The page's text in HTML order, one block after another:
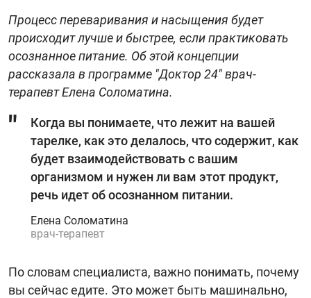
Процесс переваривания и насыщения будет
происходит лучше и быстрее, если практиковать
осознанное питание. Об этой концепции
рассказала в программе "Доктор 24" врач-
терапевт Елена Соломатина.
Когда вы понимаете, что лежит на вашей
тарелке, как это делалось, что содержит, как
будет взаимодействовать с вашим
организмом и нужен ли вам этот продукт,
речь идет об осознанном питании.
Елена Соломатина
врач-терапевт
По словам специалиста, важно понимать, почему
вы сейчас едите. Это может быть машинально,